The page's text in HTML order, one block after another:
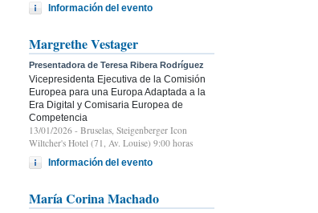
Información del evento
Margrethe Vestager
Presentadora de Teresa Ribera Rodríguez
Vicepresidenta Ejecutiva de la Comisión
Europea para una Europa Adaptada a la
Era Digital y Comisaria Europea de
Competencia
13/01/2026 - Bruselas, Steigenberger Icon
Wiltcher's Hotel (71, Av. Louise) 9:00 horas
Información del evento
María Corina Machado